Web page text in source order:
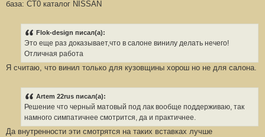
1
база: CT0 каталог NISSAN
Flok-design писал(а):
Это еще раз доказывает,что в салоне винилу делать нечего!
Отличная работа
Я считаю, что винил только для кузовщины хорош но не для салона.
Artem 22rus писал(а):
Решение что черный матовый под лак вообще поддерживаю, так
намного симпатичнее смотрится, да и практичнее.
Да внутренности эти смотрятся на таких вставках лучше